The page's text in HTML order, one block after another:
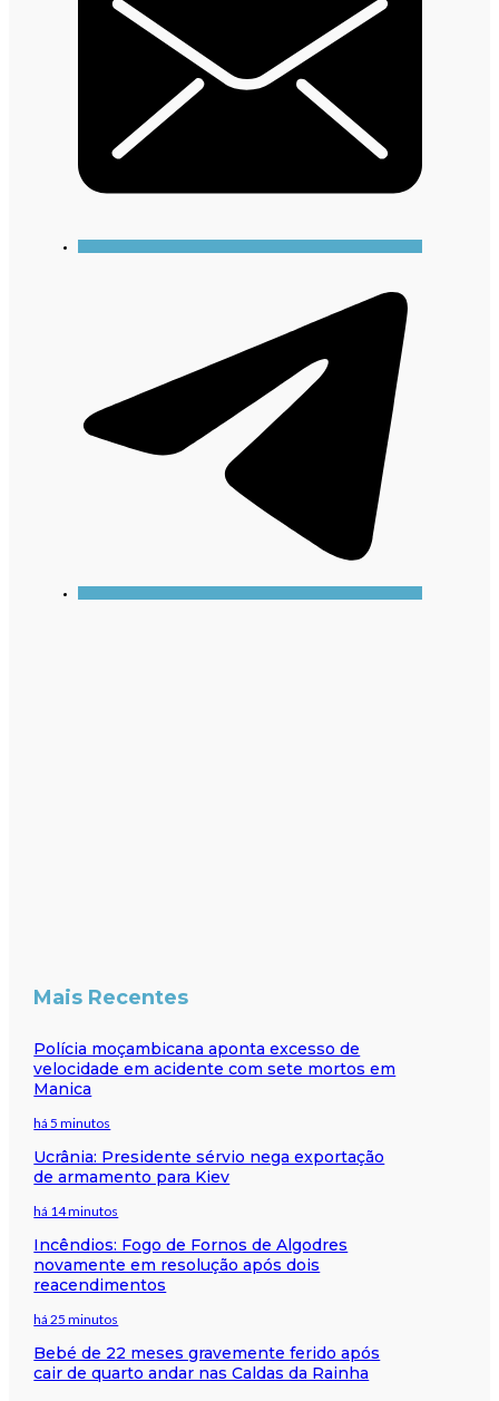
Mais Recentes
Polícia moçambicana aponta excesso de
velocidade em acidente com sete mortos em
Manica
há 5 minutos
Ucrânia: Presidente sérvio nega exportação
de armamento para Kiev
há 14 minutos
Incêndios: Fogo de Fornos de Algodres
novamente em resolução após dois
reacendimentos
há 25 minutos
Bebé de 22 meses gravemente ferido após
cair de quarto andar nas Caldas da Rainha